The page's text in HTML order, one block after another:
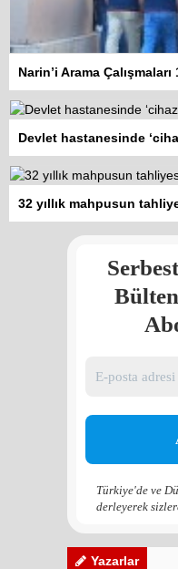
32 yıllık mahpusun
Türkiye'de ve
derleyerek
Yazarlar